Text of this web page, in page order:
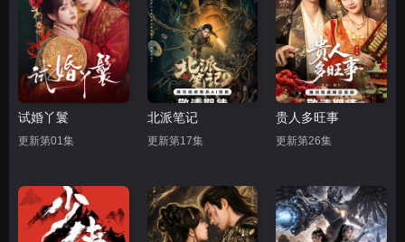
试婚丫鬟
更新第01集
北派笔记
更新第17集
贵人多旺事
更新第26集